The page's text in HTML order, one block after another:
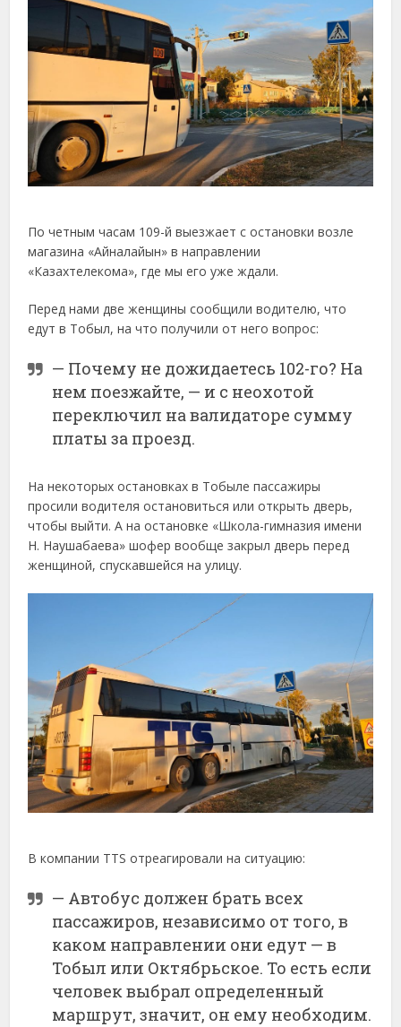
По четным часам 109-й выезжает с остановки возле
магазина «Айналайын» в направлении
«Казахтелекома», где мы его уже ждали.
Перед нами две женщины сообщили водителю, что
едут в Тобыл, на что получили от него вопрос:
— Почему не дожидаетесь 102-го? На
нем поезжайте, — и с неохотой
переключил на валидаторе сумму
платы за проезд.
На некоторых остановках в Тобыле пассажиры
просили водителя остановиться или открыть дверь,
чтобы выйти. А на остановке «Школа-гимназия имени
Н. Наушабаева» шофер вообще закрыл дверь перед
женщиной, спускавшейся на улицу.
В компании TTS отреагировали на ситуацию:
— Автобус должен брать всех
пассажиров, независимо от того, в
каком направлении они едут — в
Тобыл или Октябрьское. То есть если
человек выбрал определенный
маршрут, значит, он ему необходим.